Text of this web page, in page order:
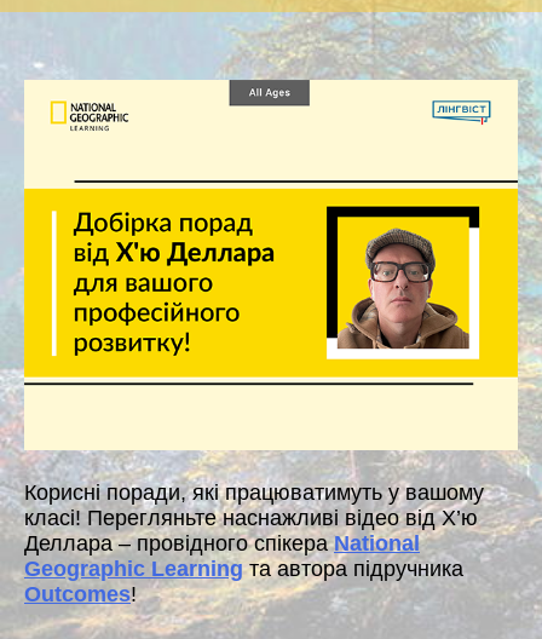
Корисні поради, які працюватимуть у вашому
класі! Перегляньте наснажливі відео від Х’ю
Деллара – провідного спікераNational
Geographic Learningта автора підручника
Outcomes!